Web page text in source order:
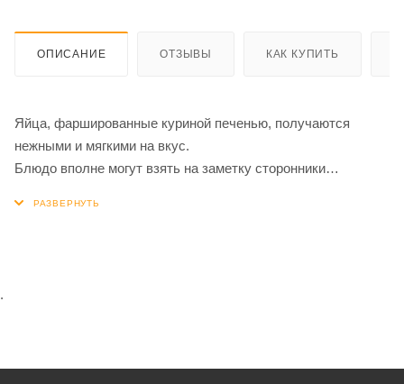
ОПИСАНИЕ ОТЗЫВЫ КАК КУПИТЬ
Яйца, фаршированные куриной печенью, получаются
нежными и мягкими на вкус.
Блюдо вполне могут взять на заметку сторонники
.